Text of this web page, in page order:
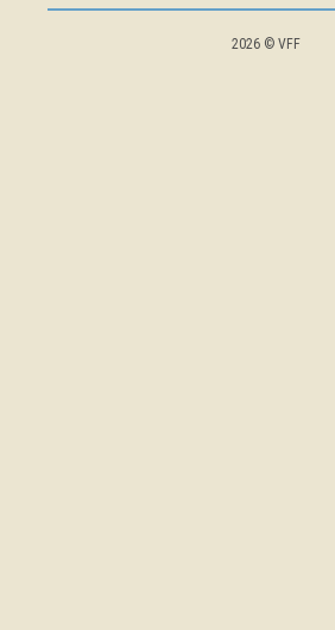
2026 © VFF